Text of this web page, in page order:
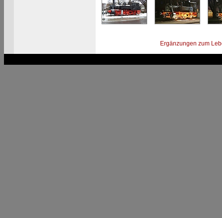
Ergänzungen zum